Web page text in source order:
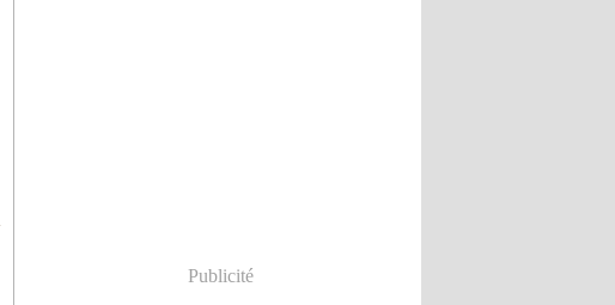
Publicité